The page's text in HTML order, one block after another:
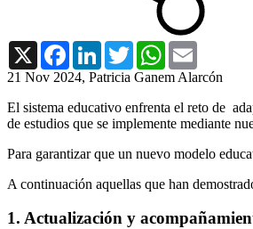
X FacebookLinkedInTwitterWhatsApp
21 Nov 2024, Patricia Ganem Alarcón
El sistema educativo enfrenta el reto de
de estudios que se implemente mediante
Para garantizar que un nuevo modelo
A continuación aquellas que han
1. Actualización y